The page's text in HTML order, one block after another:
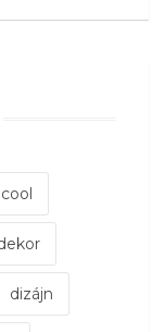
cool
dizájn